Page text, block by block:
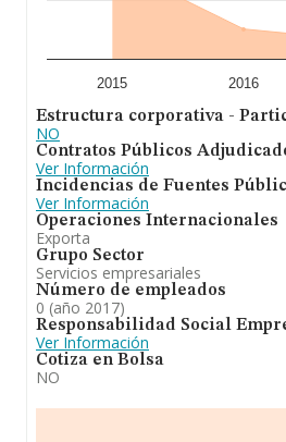
2015 2016
Estructura corporativa -
NO
Contratos Públicos
Ver Información
Incidencias de Fuentes
Ver Información
Operaciones Internacionales
Exporta
Grupo Sector
Servicios empresariales
Número de empleados
0 (año 2017)
Responsabilidad Social
Ver Información
Cotiza en Bolsa
NO